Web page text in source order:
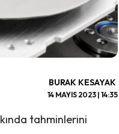
BURAK KESAYAK
14 MAYIS 2023 | 14:35
tahminlerini